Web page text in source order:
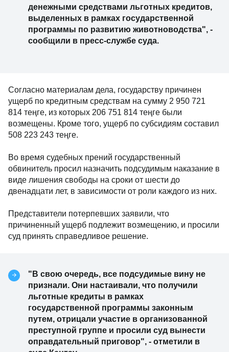
денежными средствами льготных кредитов,
выделенных в рамках государственной
программы по развитию животноводства", -
сообщили в пресс-службе суда.
Согласно материалам дела, государству причинен
ущерб по кредитным средствам на сумму 2 950 721
814 теңге, из которых 206 751 814 теңге были
возмещены. Кроме того, ущерб по субсидиям составил
508 223 243 теңге.
Во время судебных прений государственный
обвинитель просил назначить подсудимым наказание в
виде лишения свободы на сроки от шести до
двенадцати лет, в зависимости от роли каждого из них.
Представители потерпевших заявили, что
причиненный ущерб подлежит возмещению, и просили
суд принять справедливое решение.
"В свою очередь, все подсудимые вину не
признали. Они настаивали, что получили
льготные кредиты в рамках
государственной программы законным
путем, отрицали участие в организованной
преступной группе и просили суд вынести
оправдательный приговор", - отметили в